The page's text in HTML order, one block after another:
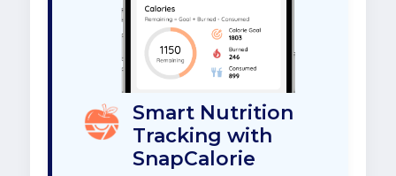
Smart Nutrition
Tracking with
SnapCalorie